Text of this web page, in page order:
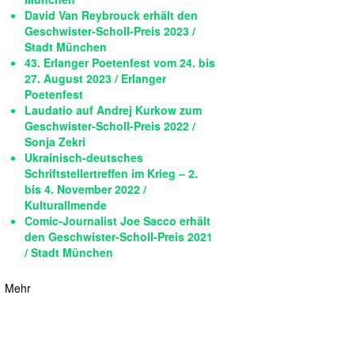
David Van Reybrouck erhält den
Geschwister-Scholl-Preis 2023 /
Stadt München
43. Erlanger Poetenfest vom 24. bis
27. August 2023 / Erlanger
Poetenfest
Laudatio auf Andrej Kurkow zum
Geschwister-Scholl-Preis 2022 /
Sonja Zekri
Ukrainisch-deutsches
Schriftstellertreffen im Krieg – 2.
bis 4. November 2022 /
Kulturallmende
Comic-Journalist Joe Sacco erhält
den Geschwister-Scholl-Preis 2021
/ Stadt München
Mehr